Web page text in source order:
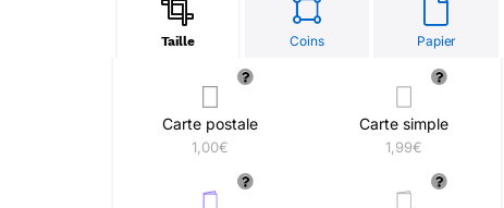
Taille Coins Papier
Carte postale
1,00€
Carte simple
1,99€